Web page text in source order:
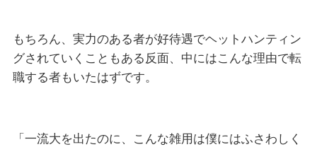
もちろん、実力のある者が好待遇でヘットハンティン
グされていくこともある反面、中にはこんな理由で転
職する者もいたはずです。
「一流大を出たのに、こんな雑用は僕にはふさわしく